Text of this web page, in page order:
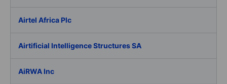
Airtel Africa Plc
Airtificial Intelligence Structures SA
AiRWA Inc